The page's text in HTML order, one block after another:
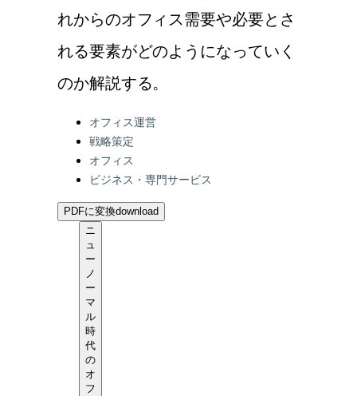
れからのオフィス需要や必要とさ
れる要素がどのようになっていく
のか解説する。
Categories:オフィス運営
戦略策定
オフィス
ビジネス・専門サービス
PDFに変換download
ニ
ュ
ー
ノ
ー
マ
ル
時
代
の
オ
フ